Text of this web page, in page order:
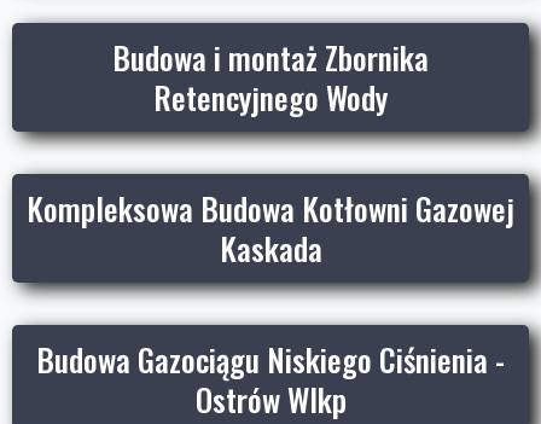
Budowa i montaż Zbornika
Retencyjnego Wody
Kompleksowa Budowa Kotłowni Gazowej
Kaskada
Budowa Gazociągu Niskiego Ciśnienia -
Ostrów Wlkp